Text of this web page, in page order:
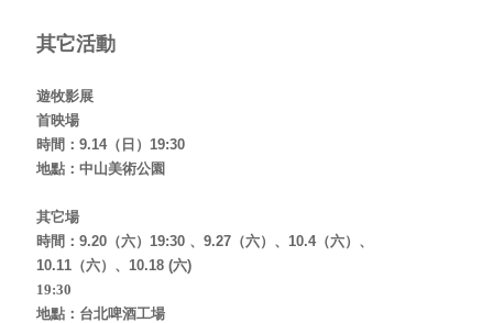
其它活動
遊牧影展
首映場
時間：9.14（日）19:30
地點：中山美術公園
其它場
時間：9.20（六）19:30 、9.27（六）、10.4（六）、
10.11（六）、10.18 (六)
19:30
地點：台北啤酒工場